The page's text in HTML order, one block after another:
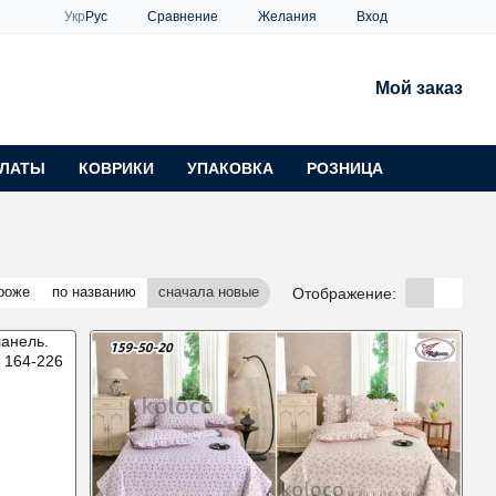
Укр Рус Сравнение Желания Вход
Мой заказ
КОВРИКИ УПАКОВКА РОЗНИЦА
по названию сначала новые Отображение: